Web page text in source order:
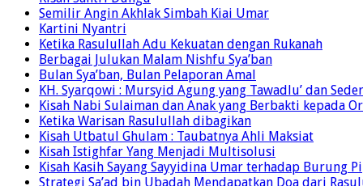
Semilir Angin Akhlak Simbah Kiai Umar
Kartini Nyantri
Ketika Rasulullah Adu Kekuatan dengan Rukanah
Berbagai Julukan Malam Nishfu Sya’ban
Bulan Sya’ban, Bulan Pelaporan Amal
KH. Syarqowi : Mursyid Agung yang Tawadlu’ dan
Kisah Nabi Sulaiman dan Anak yang Berbakti kepada
Ketika Warisan Rasulullah dibagikan
Kisah Utbatul Ghulam : Taubatnya Ahli Maksiat
Kisah Istighfar Yang Menjadi Multisolusi
Kisah Kasih Sayang Sayyidina Umar terhadap Burung
Strategi Sa’ad bin Ubadah Mendapatkan Doa dari